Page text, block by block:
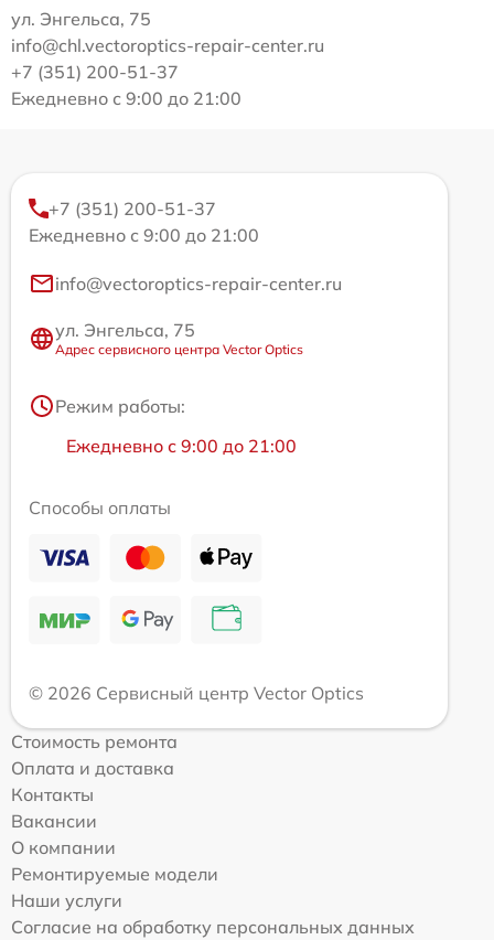
ул. Энгельса, 75
info@chl.vectoroptics-repair-center.ru
+7 (351) 200-51-37
Ежедневно с 9:00 до 21:00
+7 (351) 200-51-37
Ежедневно с 9:00 до 21:00
info@vectoroptics-repair-center.ru
ул. Энгельса, 75
Адрес сервисного центра Vector Optics
Режим работы:
Ежедневно с 9:00 до 21:00
Способы оплаты
© 2026 Сервисный центр Vector Optics
Стоимость ремонта
Оплата и доставка
Контакты
Вакансии
О компании
Ремонтируемые модели
Наши услуги
Согласие на обработку персональных данных